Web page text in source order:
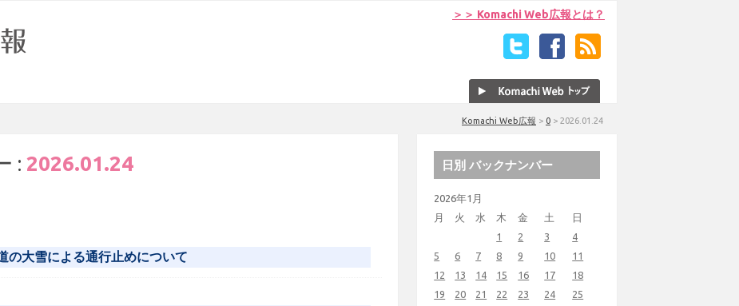
＞＞ Komachi Web広報とは？
Komachi Web広報 > 0 > 2026.01.24
: 2026.01.24
の大雪による通行止めについて
日別 バックナンバー
2026年1月
月
火 水 木 金 土 日
1 2 3
4
5
6 7 8 9 10
11
12
13 14 15 16 17
18
19
20 21 22 23 24
25